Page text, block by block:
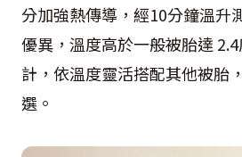
分加強熱傳導，經10分鐘溫升
優異，溫度高於一般被胎達
計，依溫度靈活搭配其他被胎
選。